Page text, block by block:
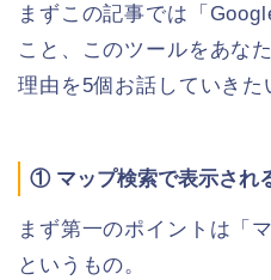
まずこの記事では「
こと、このツールをあな
理由を5個お話していきた
① マップ検索で表示され
まず第一のポイントは「
というもの。